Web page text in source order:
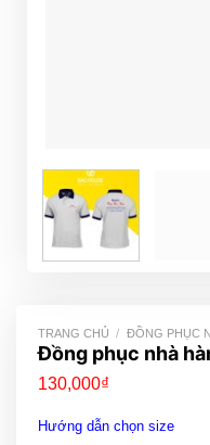
TRANG CHỦ / ĐỒNG PHỤC
Đồng phục nhà
130,000₫
Hướng dẫn chọn size